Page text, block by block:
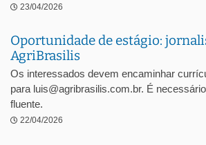
23/04/2026
Oportunidade de estágio:
AgriBrasilis
Os interessados devem encaminhar
para luis@agribrasilis.com.br. É
fluente.
22/04/2026